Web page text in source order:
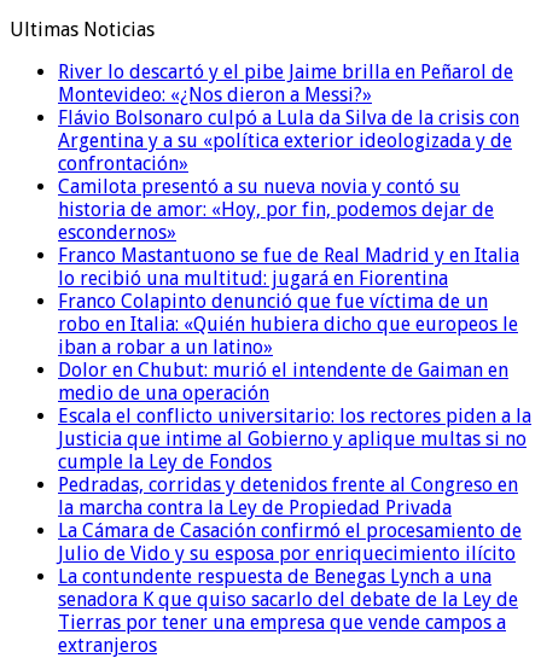
Ultimas Noticias
River lo descartó y el pibe Jaime brilla en Peñarol de
Montevideo: «¿Nos dieron a Messi?»
Flávio Bolsonaro culpó a Lula da Silva de la crisis con
Argentina y a su «política exterior ideologizada y de
confrontación»
Camilota presentó a su nueva novia y contó su
historia de amor: «Hoy, por fin, podemos dejar de
escondernos»
Franco Mastantuono se fue de Real Madrid y en Italia
lo recibió una multitud: jugará en Fiorentina
Franco Colapinto denunció que fue víctima de un
robo en Italia: «Quién hubiera dicho que europeos le
iban a robar a un latino»
Dolor en Chubut: murió el intendente de Gaiman en
medio de una operación
Escala el conflicto universitario: los rectores piden a la
Justicia que intime al Gobierno y aplique multas si no
cumple la Ley de Fondos
Pedradas, corridas y detenidos frente al Congreso en
la marcha contra la Ley de Propiedad Privada
La Cámara de Casación confirmó el procesamiento de
Julio de Vido y su esposa por enriquecimiento ilícito
La contundente respuesta de Benegas Lynch a una
senadora K que quiso sacarlo del debate de la Ley de
Tierras por tener una empresa que vende campos a
extranjeros